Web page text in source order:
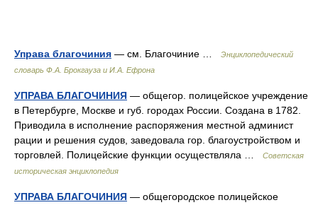
Управа благочиния — см. Благочиние …
Энциклопедический
словарь Ф.А. Брокгауза и И.А. Ефрона
УПРАВА БЛАГОЧИНИЯ — общегор. полицейское учреждение
в Петербурге, Москве и губ. городах России. Создана в 1782.
Приводила в исполнение распоряжения местной админист
рации и решения судов, заведовала гор. благоустройством и
торговлей. Полицейские функции осуществляла …
Советская
историческая энциклопедия
УПРАВА БЛАГОЧИНИЯ — общегородское полицейское